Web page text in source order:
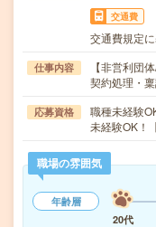
交通費
交通費規定
仕事内容
【非営利団
契約処理・
応募資格
職種未経験
未経験OK！
職場の雰囲気
年齢層
20代